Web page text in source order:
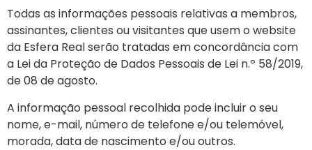
Todas as informações pessoais relativas a membros,
assinantes, clientes ou visitantes que usem o website
da Esfera Real serão tratadas em concordância com
a Lei da Proteção de Dados Pessoais de Lei n.º 58/2019,
de 08 de agosto.
A informação pessoal recolhida pode incluir o seu
nome, e-mail, número de telefone e/ou telemóvel,
morada, data de nascimento e/ou outros.